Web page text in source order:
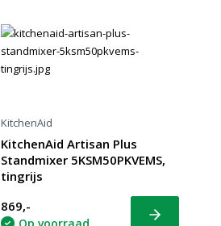
KitchenAid
KitchenAid Artisan Plus
Standmixer 5KSM50PKVEMS,
tingrijs
869,-
Bekijk